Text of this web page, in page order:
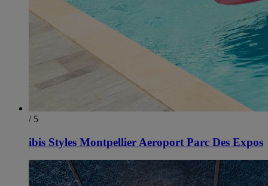
/ 5
ibis Styles Montpellier Aeroport Parc Des Expos